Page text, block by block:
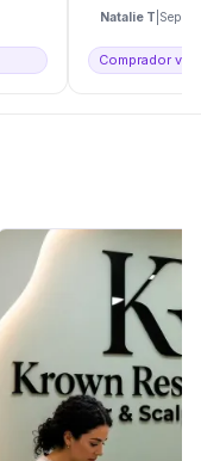
Natalie T Sep
Comprador